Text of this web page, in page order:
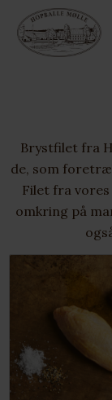
Brystfilet fra
de, som
Filet fra
omkring på